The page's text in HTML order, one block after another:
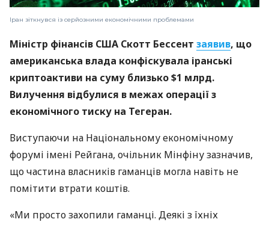
Іран зіткнувся із серйозними економічними проблемами
Міністр фінансів США Скотт Бессент заявив, що
американська влада конфіскувала іранські
криптоактиви на суму близько $1 млрд.
Вилучення відбулися в межах операції з
економічного тиску на Тегеран.
Виступаючи на Національному економічному
форумі імені Рейгана, очільник Мінфіну зазначив,
що частина власників гаманців могла навіть не
помітити втрати коштів.
«Ми просто захопили гаманці. Деякі з їхніх